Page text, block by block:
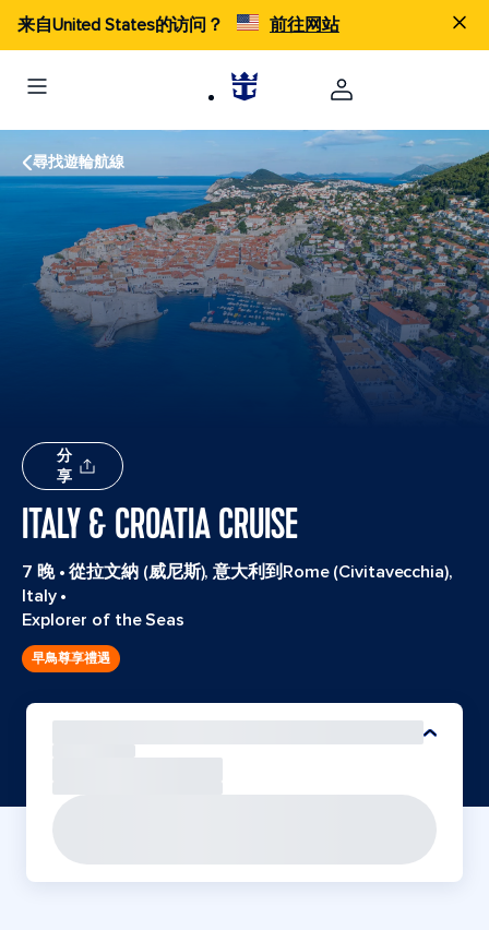
来自United States的访问？ 前往网站
尋找遊輪航線
分
享
ITALY & CROATIA CRUISE
7 晚•從拉文納 (威尼斯), 意大利到Rome (Civitavecchia),
Italy•
Explorer of the Seas
早鳥尊享禮遇